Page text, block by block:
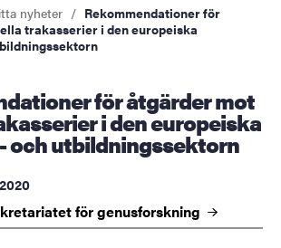
nyheter
Rekommendationer för
trakasserier i den europeiska
i den europeiska
och utbildningssektorn
förgenusforskning